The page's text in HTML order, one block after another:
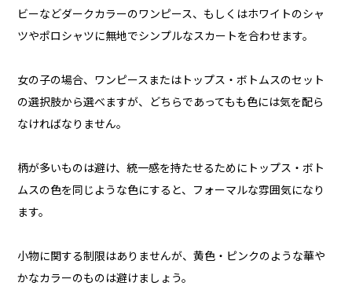
ビーなどダークカラーのワンピース、もしくはホワイトのシャ
ツやポロシャツに無地でシンプルなスカートを合わせます。
女の子の場合、ワンピースまたはトップス・ボトムスのセット
の選択肢から選べますが、どちらであってもも色には気を配ら
なければなりません。
柄が多いものは避け、統一感を持たせるためにトップス・ボト
ムスの色を同じような色にすると、フォーマルな雰囲気になり
ます。
小物に関する制限はありませんが、黄色・ピンクのような華や
かなカラーのものは避けましょう。